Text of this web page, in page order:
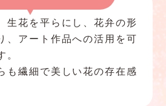
生花を平らにし、花弁の形
、アート作品への活用を可
。
も繊細で美しい花の存在感